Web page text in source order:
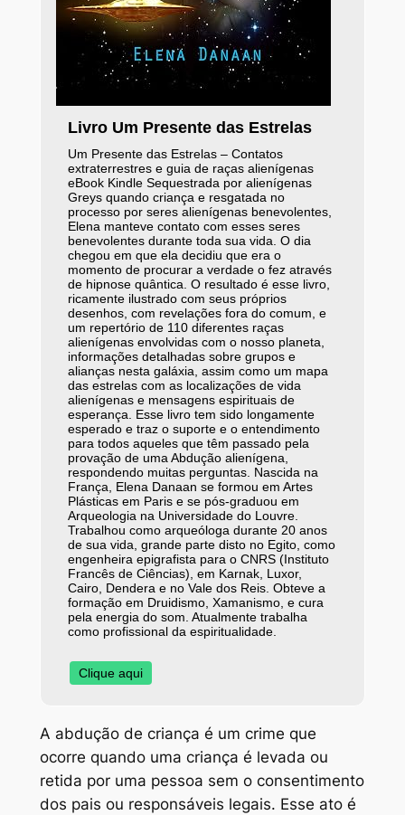
Livro Um Presente das Estrelas
Um Presente das Estrelas – Contatos
extraterrestres e guia de raças alienígenas
eBook Kindle Sequestrada por alienígenas
Greys quando criança e resgatada no
processo por seres alienígenas benevolentes,
Elena manteve contato com esses seres
benevolentes durante toda sua vida. O dia
chegou em que ela decidiu que era o
momento de procurar a verdade o fez através
de hipnose quântica. O resultado é esse livro,
ricamente ilustrado com seus próprios
desenhos, com revelações fora do comum, e
um repertório de 110 diferentes raças
alienígenas envolvidas com o nosso planeta,
informações detalhadas sobre grupos e
alianças nesta galáxia, assim como um mapa
das estrelas com as localizações de vida
alienígenas e mensagens espirituais de
esperança. Esse livro tem sido longamente
esperado e traz o suporte e o entendimento
para todos aqueles que têm passado pela
provação de uma Abdução alienígena,
respondendo muitas perguntas. Nascida na
França, Elena Danaan se formou em Artes
Plásticas em Paris e se pós-graduou em
Arqueologia na Universidade do Louvre.
Trabalhou como arqueóloga durante 20 anos
de sua vida, grande parte disto no Egito, como
engenheira epigrafista para o CNRS (Instituto
Francês de Ciências), em Karnak, Luxor,
Cairo, Dendera e no Vale dos Reis. Obteve a
formação em Druidismo, Xamanismo, e cura
pela energia do som. Atualmente trabalha
como profissional da espiritualidade.
Clique aqui
A abdução de criança é um crime que
ocorre quando uma criança é levada ou
retida por uma pessoa sem o consentimento
dos pais ou responsáveis legais. Esse ato é